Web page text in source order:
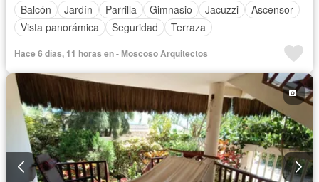
Balcón
Jardín Parrilla Gimnasio Jacuzzi
Ascensor
Vista panorámica
Seguridad Terraza
Hace 6 días, 11 horas en - Moscoso Arquitectos